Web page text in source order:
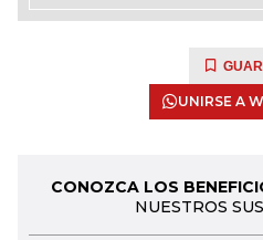
UNIRSE A
CONOZCA LOS
NUESTROS